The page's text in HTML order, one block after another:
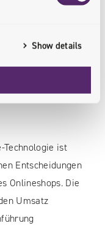
Show details
E-Commerce-
für mittlere und
Technologie ist
Entscheidungen
Onlineshops. Die
Umsatz